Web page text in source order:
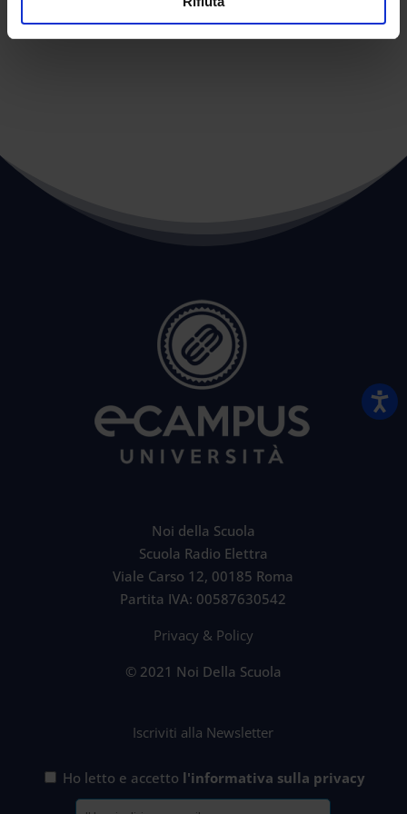
←POST PRECEDENTE POST SUCCESSIVO→
Noi della Scuola
Scuola Radio Elettra
Viale Carso 12, 00185 Roma
Partita IVA: 00587630542
Privacy & Policy
© 2021 Noi Della Scuola
Iscriviti alla Newsletter
Ho letto e accetto l'informativa sulla privacy